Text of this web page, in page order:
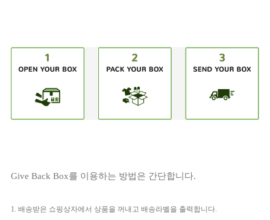
Give Back Box를 이용하는 방법은 간단합니다.
1. 배송받은 쇼핑상자에서 상품을 꺼내고 배송라벨을 출력합니다.